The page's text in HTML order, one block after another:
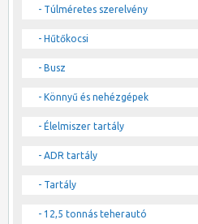
- Túlméretes szerelvény
- Hűtőkocsi
- Busz
- Könnyű és nehézgépek
- Élelmiszer tartály
- ADR tartály
- Tartály
- 12,5 tonnás teherautó